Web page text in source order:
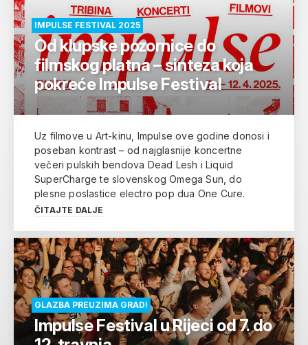
IMPULSE FESTIVAL 2025
Od klupske pozornice do
filmskog platna – sinteza koja
pokreće Impulse Festival
Uz filmove u Art-kinu, Impulse ove godine donosi i
poseban kontrast – od najglasnije koncertne
večeri pulskih bendova Dead Lesh i Liquid
SuperCharge te slovenskog Omega Sun, do
plesne poslastice electro pop dua One Cure.
ČITAJTE DALJE
GLAZBA PREUZIMA GRAD!
Impulse Festival u Rijeci od 7. do